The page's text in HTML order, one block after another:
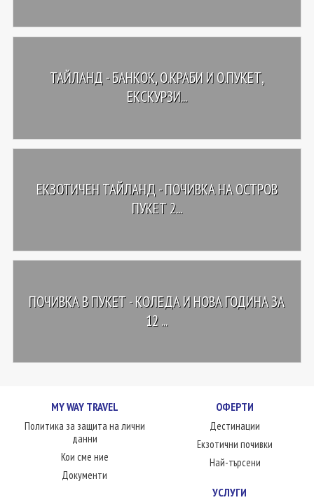
ТАЙЛАНД - БАНКОК, О.КРАБИ И О.ПУКЕТ,
ЕКСКУРЗИ...
ЕКЗОТИЧЕН ТАЙЛАНД - ПОЧИВКА НА ОСТРОВ
ПУКЕТ 2...
ПОЧИВКА В ПУКЕТ - КОЛЕДА И НОВА ГОДИНА ЗА
12 ...
MY WAY TRAVEL
Политика за защита на лични
данни
Кои сме ние
Документи
ОФЕРТИ
Дестинации
Екзотични почивки
Най-търсени
УСЛУГИ